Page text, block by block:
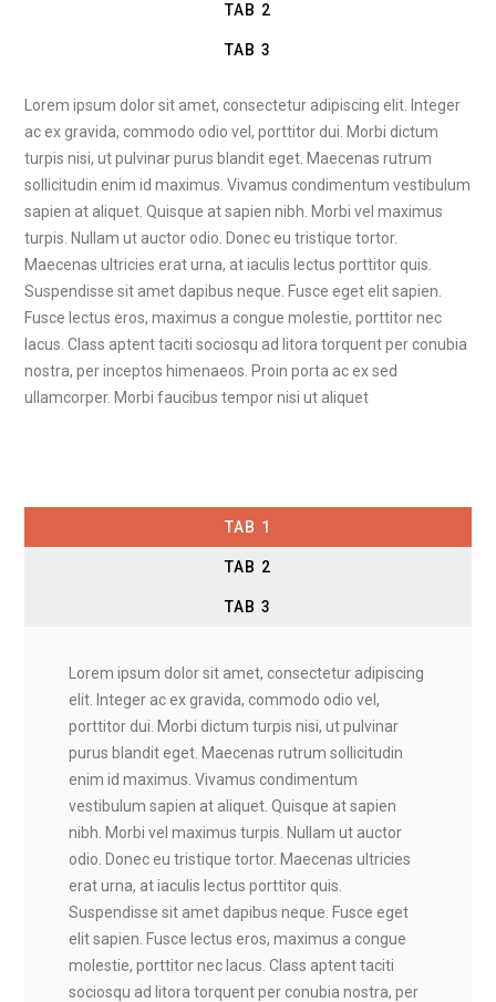
TAB 2
TAB 3
Lorem ipsum dolor sit amet, consectetur adipiscing elit. Integer
ac ex gravida, commodo odio vel, porttitor dui. Morbi dictum
turpis nisi, ut pulvinar purus blandit eget. Maecenas rutrum
sollicitudin enim id maximus. Vivamus condimentum vestibulum
sapien at aliquet. Quisque at sapien nibh. Morbi vel maximus
turpis. Nullam ut auctor odio. Donec eu tristique tortor.
Maecenas ultricies erat urna, at iaculis lectus porttitor quis.
Suspendisse sit amet dapibus neque. Fusce eget elit sapien.
Fusce lectus eros, maximus a congue molestie, porttitor nec
lacus. Class aptent taciti sociosqu ad litora torquent per conubia
nostra, per inceptos himenaeos. Proin porta ac ex sed
ullamcorper. Morbi faucibus tempor nisi ut aliquet
TAB 1
TAB 2
TAB 3
Lorem ipsum dolor sit amet, consectetur adipiscing
elit. Integer ac ex gravida, commodo odio vel,
porttitor dui. Morbi dictum turpis nisi, ut pulvinar
purus blandit eget. Maecenas rutrum sollicitudin
enim id maximus. Vivamus condimentum
vestibulum sapien at aliquet. Quisque at sapien
nibh. Morbi vel maximus turpis. Nullam ut auctor
odio. Donec eu tristique tortor. Maecenas ultricies
erat urna, at iaculis lectus porttitor quis.
Suspendisse sit amet dapibus neque. Fusce eget
elit sapien. Fusce lectus eros, maximus a congue
molestie, porttitor nec lacus. Class aptent taciti
sociosqu ad litora torquent per conubia nostra, per